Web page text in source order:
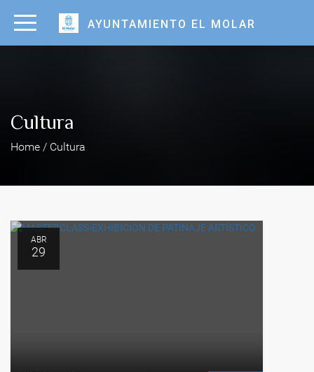
AYUNTAMIENTO EL MOLAR
Cultura
Home / Cultura
ABR
29